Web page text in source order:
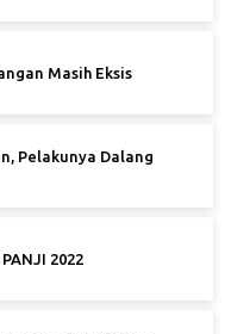
Masih Eksis
Pelakunya Dalang
2022